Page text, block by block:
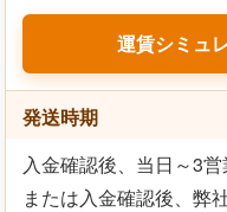
運賃シミュ
発送時期
入金確認後、当日～3
または入金確認後、弊